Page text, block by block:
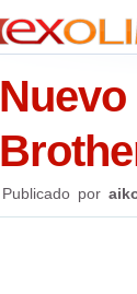
Publicado por